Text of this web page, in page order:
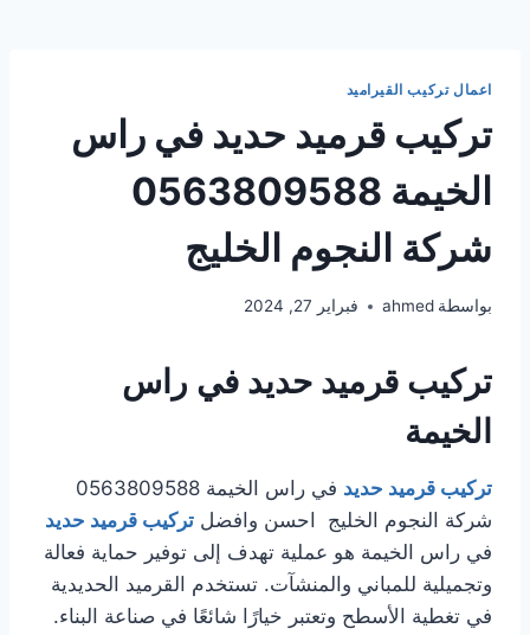
اعمال تركيب القيراميد
تركيب قرميد حديد في راس
الخيمة 0563809588
شركة النجوم الخليج
بواسطة ahmed فبراير 27, 2024
تركيب قرميد حديد في راس
الخيمة
تركيب قرميد حديد
في راس الخيمة 0563809588
شركة النجوم الخليج احسن وافضل تركيب قرميد حديد
في راس الخيمة هو عملية تهدف إلى توفير حماية فعالة
وتجميلية للمباني والمنشآت. تستخدم القرميد الحديدية
في تغطية الأسطح وتعتبر خيارًا شائعًا في صناعة البناء.